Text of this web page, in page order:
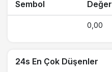
Sembol
Değer
0,00
24s En Çok Düşenler